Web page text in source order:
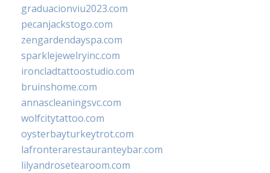
graduacionviu2023.com
pecanjackstogo.com
zengardendayspa.com
sparklejewelryinc.com
ironcladtattoostudio.com
bruinshome.com
annascleaningsvc.com
wolfcitytattoo.com
oysterbayturkeytrot.com
lafronterarestauranteybar.com
lilyandrosetearoom.com